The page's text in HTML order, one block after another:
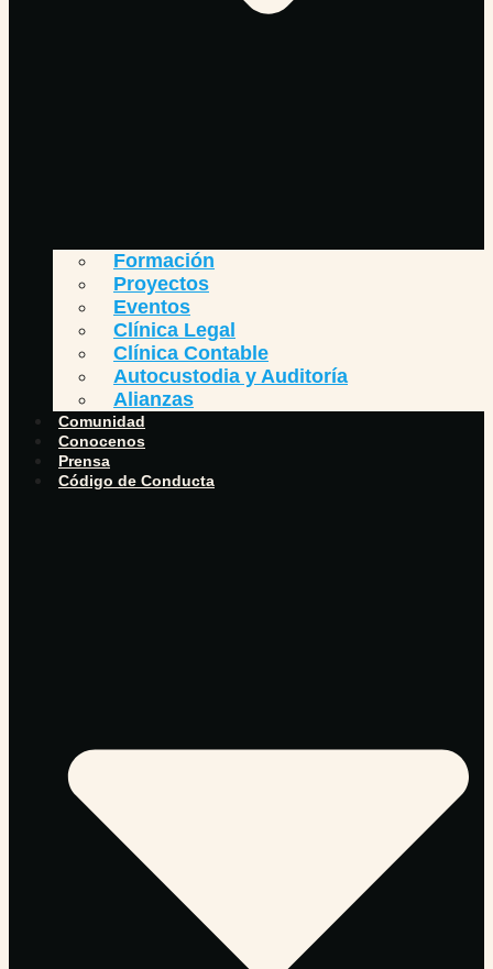
Formación
Proyectos
Eventos
Clínica Legal
Clínica Contable
Autocustodia y Auditoría
Alianzas
Comunidad
Conocenos
Prensa
Código de Conducta